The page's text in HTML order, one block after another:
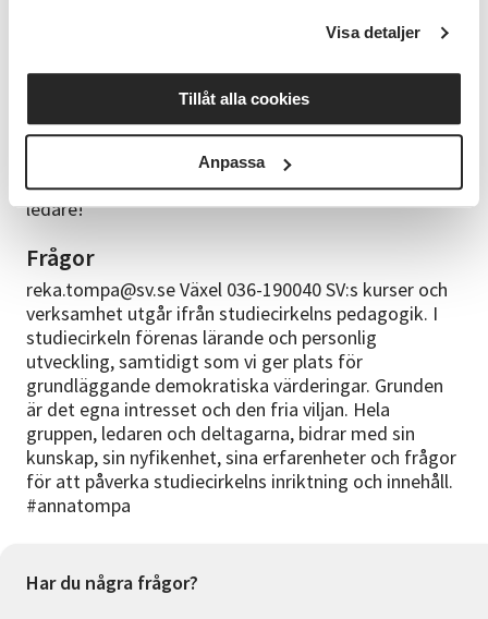
Visa detaljer
Tillåt alla cookies
Anpassa
förbehåller oss rätten att ställa in/flytta fram kursen
Anna Tompa är en etablerad konstnär som
undervisat i många år hos oss på Studieförbundet
Vuxenskolan. Anna är en uppskattad och duktig
ledare!
Frågor
reka.tompa@sv.se Växel 036-190040 SV:s kurser och
verksamhet utgår ifrån studiecirkelns pedagogik. I
studiecirkeln förenas lärande och personlig
utveckling, samtidigt som vi ger plats för
grundläggande demokratiska värderingar. Grunden
är det egna intresset och den fria viljan. Hela
gruppen, ledaren och deltagarna, bidrar med sin
kunskap, sin nyfikenhet, sina erfarenheter och frågor
för att påverka studiecirkelns inriktning och innehåll.
#annatompa
Har du några frågor?